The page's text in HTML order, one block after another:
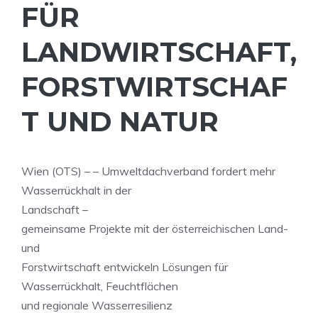
FÜR
LANDWIRTSCHAFT,
FORSTWIRTSCHAF
T UND NATUR
Wien (OTS) – – Umweltdachverband fordert mehr
Wasserrückhalt in der
Landschaft –
gemeinsame Projekte mit der österreichischen Land-
und
Forstwirtschaft entwickeln Lösungen für
Wasserrückhalt, Feuchtflächen
und regionale Wasserresilienz